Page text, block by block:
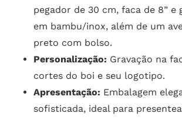
pegador de 30 cm, faca de 8” e
em bambu/inox, além de um
preto com bolso.
Personalização: Gravação na
cortes do boi e seu logotipo.
Apresentação: Embalagem
sofisticada, ideal para